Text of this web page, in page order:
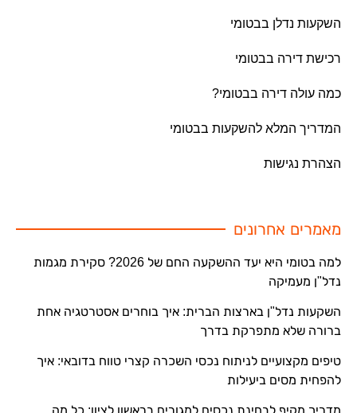
השקעות נדלן בבטומי
רכישת דירה בבטומי
כמה עולה דירה בבטומי?
המדריך המלא להשקעות בבטומי
הצהרת נגישות
מאמרים אחרונים
למה בטומי היא יעד ההשקעה החם של 2026? סקירת מגמות
נדל"ן מעמיקה
השקעות נדל"ן בארצות הברית: איך בוחרים אסטרטגיה אחת
ברורה שלא מתפרקת בדרך
טיפים מקצועיים לניתוח נכסי השכרה קצרי טווח בדובאי: איך
להפחית מסים ביעילות
מדריך מקיף לבחינת נכסים למגורים בראשון לציון: כל מה